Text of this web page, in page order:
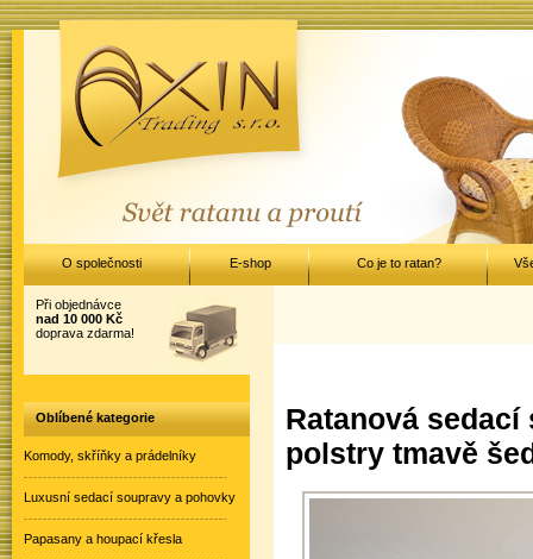
Ratanová
polstry tmavě
Při objednávce
nad 10 000 Kč
doprava zdarma!
Oblíbené kategorie
Komody, skříňky a prádelníky
Luxusní sedací soupravy a pohovky
Papasany a houpací křesla
O společnosti E-shop Co je to ratan?